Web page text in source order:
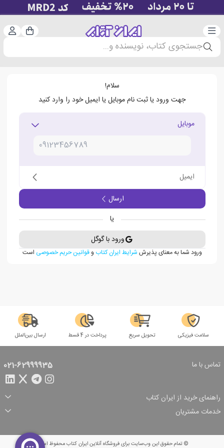
دسته‌بندی سبد
جستجوی کتاب، نویسنده و...
سلام!
جهت ورود یا ثبت نام موبایل یا ایمیل خود را وارد کنید
موبایل
ایمیل
ارسال
یا
ورود با گوگل
ورود شما به معنای پذیرش شرایط ایران کتاب وقوانین حریم خصوصی است
سلامت فیزیکی تحویل سریع پرداخت در 4 قسط ارسال بین‌الملل
تماس با ما 021-62999935
راهنمای خرید از ایران کتاب
ثبت سفارش
شرایط ارسال سفارش
شیوه پرداخت
تخفیف‌های خرید
خدمات مشتریان
© تمام حقوق این وب‌سایت برای فروشگاه آنلاین ایران کتاب محفوظ است.